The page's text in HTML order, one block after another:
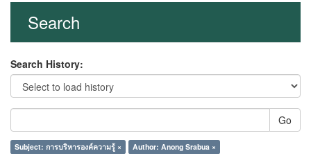
Search
Search History:
Go
Subject: การบริหารองค์ความรู้ × Author: Anong Srabua ×